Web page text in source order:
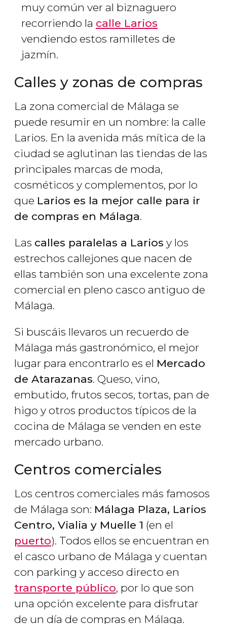
muy común ver al biznaguero
recorriendo la calle Larios
vendiendo estos ramilletes de
jazmín.
Calles y zonas de compras
La zona comercial de Málaga se
puede resumir en un nombre: la calle
Larios. En la avenida más mítica de la
ciudad se aglutinan las tiendas de las
principales marcas de moda,
cosméticos y complementos, por lo
que Larios es la mejor calle para ir
de compras en Málaga.
Las calles paralelas a Larios y los
estrechos callejones que nacen de
ellas también son una excelente zona
comercial en pleno casco antiguo de
Málaga.
Si buscáis llevaros un recuerdo de
Málaga más gastronómico, el mejor
lugar para encontrarlo es el Mercado
de Atarazanas. Queso, vino,
embutido, frutos secos, tortas, pan de
higo y otros productos típicos de la
cocina de Málaga se venden en este
mercado urbano.
Centros comerciales
Los centros comerciales más famosos
de Málaga son: Málaga Plaza, Larios
Centro, Vialia y Muelle 1 (en el
puerto). Todos ellos se encuentran en
el casco urbano de Málaga y cuentan
con parking y acceso directo en
transporte público, por lo que son
una opción excelente para disfrutar
de un día de compras en Málaga.